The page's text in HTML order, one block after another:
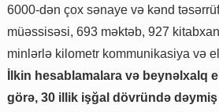
6000-dən çox sənaye və kənd
müəssisəsi, 693 məktəb, 927
minlərlə kilometr kommunikasiya və
İlkin hesablamalara və beynəlxalq
görə, 30 illik işğal dövründə dəymiş